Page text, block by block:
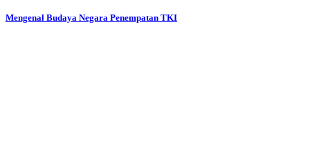
Mengenal Budaya Negara Penempatan TKI